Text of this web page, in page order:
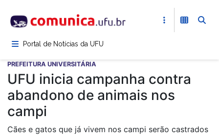
para
conteúdoPortal de Notícias da UFU
PREFEITURA UNIVERSITÁRIA
UFU inicia campanha contra
abandono de animais nos
campi
Cães e gatos que já vivem nos campi serão castrados